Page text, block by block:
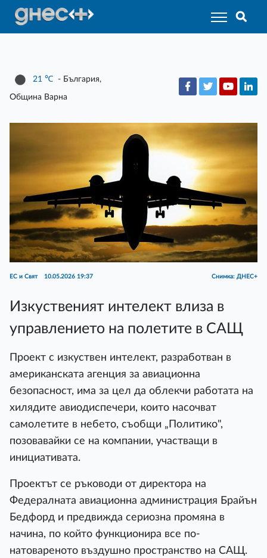
21 ℃ - България,
Община Варна
ЕС и Свят 10.05.2026 19:37 Снимка: ДНЕС+
Изкуственият интелект влиза в
управлението на полетите в САЩ
Проект с изкуствен интелект, разработван в
американската агенция за авиационна
безопасност, има за цел да облекчи работата на
хилядите авиодиспечери, които насочват
самолетите в небето, съобщи „Политико",
позовавайки се на компании, участващи в
инициативата.
Проектът се ръководи от директора на
Федералната авиационна администрация Брайън
Бедфорд и предвижда сериозна промяна в
начина, по който функционира все по-
натовареното въздушно пространство на САЩ.